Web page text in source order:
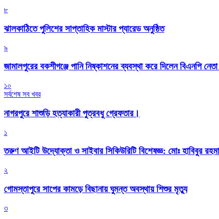
৮
‎ঝালকাঠিতে পুলিশের সাপ্তাহিক মাস্টার প্যারেড অনুষ্ঠিত
৯
জামালপুরের বকশীগঞ্জে পানি নিষ্কাশনের ব্যবস্থা করে দিলেন বিএনপি
১০
সর্বশেষ সব খবর
নাগরপুরে শাশুড়ি হত্যাকারী পুত্রবধু গ্রেফতার।
১
তরুণ আইটি উদ্যোক্তা ও সাইবার সিকিউরিটি বিশেষজ্ঞ: মোঃ হাবিবুর
২
গোমস্তাপুরে সাপের কামড়ে বিছানায় ঘুমন্ত অবস্থায় শিশুর মৃত্যু
৩